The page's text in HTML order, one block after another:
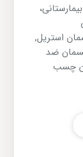
استریل,
ضد
چسب